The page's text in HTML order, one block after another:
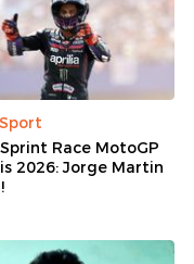
Race MotoGP
2026: Jorge Martin